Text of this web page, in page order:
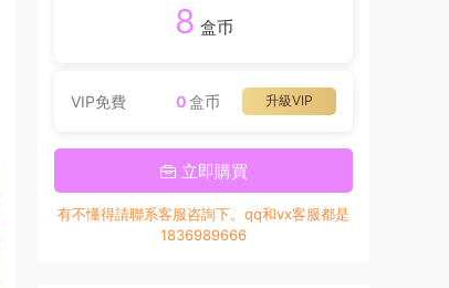
8 盒币
VIP免費 升級VIP
0盒币
立即購買
有不懂得請聯系客服咨詢下。qq和vx客服都是
1836989666